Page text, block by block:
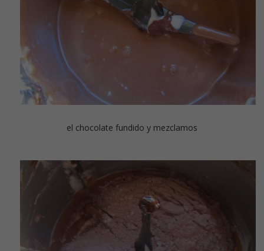
el chocolate fundido y mezclamos